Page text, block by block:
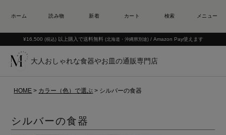
¥16,500 (税込) 以上購入で送料無料 (北海道・沖縄県別途) / Amazon Pay使えます
大人おしゃれな食器やお皿の通販専門店
HOME カラー（色）で選ぶ シルバーの食器
シルバーの食器